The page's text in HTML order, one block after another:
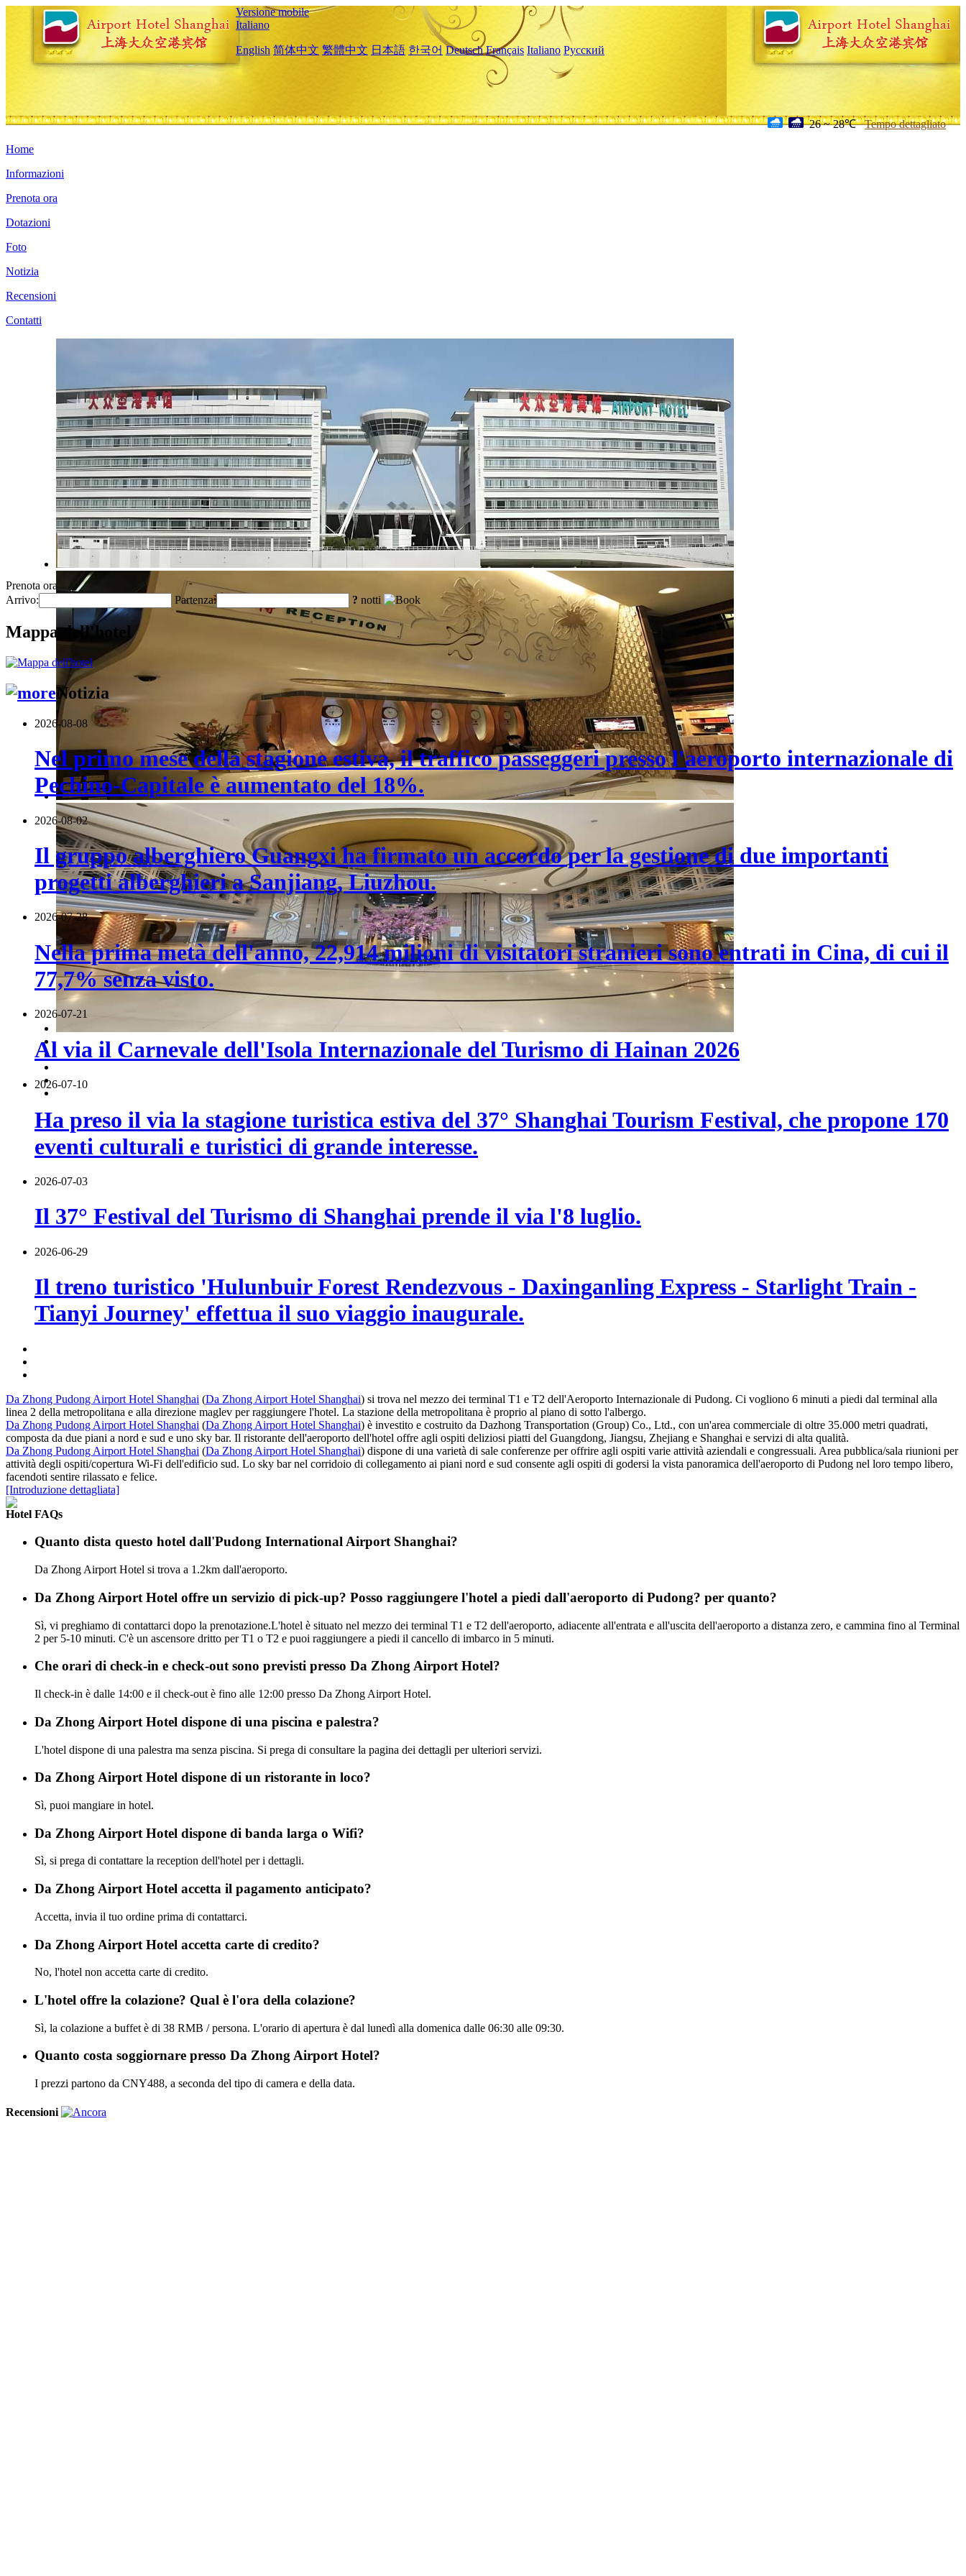
Versione mobile
Italiano
English 简体中文 繁體中文 日本語 한국어 Deutsch Français Italiano Русский
26 ~ 28℃ Tempo dettagliato
Home
Informazioni
Prenota ora
Dotazioni
Foto
Notizia
Recensioni
Contatti
Prenota ora
Arrivo:
Partenza: ? notti
Mappa dell'hotel
Notizia
2026-08-08
Nel primo mese della stagione estiva, il traffico passeggeri presso l'aeroporto internazionale di
Pechino-Capitale è aumentato del 18%.
2026-08-02
Il gruppo alberghiero Guangxi ha firmato un accordo per la gestione di due importanti
progetti alberghieri a Sanjiang, Liuzhou.
2026-07-28
Nella prima metà dell'anno, 22,914 milioni di visitatori stranieri sono entrati in Cina, di cui il
77,7% senza visto.
2026-07-21
Al via il Carnevale dell'Isola Internazionale del Turismo di Hainan 2026
2026-07-10
Ha preso il via la stagione turistica estiva del 37° Shanghai Tourism Festival, che propone 170
eventi culturali e turistici di grande interesse.
2026-07-03
Il 37° Festival del Turismo di Shanghai prende il via l'8 luglio.
2026-06-29
Il treno turistico 'Hulunbuir Forest Rendezvous - Daxinganling Express - Starlight Train -
Tianyi Journey' effettua il suo viaggio inaugurale.
Da Zhong Pudong Airport Hotel Shanghai (Da Zhong Airport Hotel Shanghai) si trova nel mezzo dei terminal T1 e T2 dell'Aeroporto Internazionale di Pudong. Ci vogliono 6 minuti a piedi dal terminal alla
linea 2 della metropolitana e alla direzione maglev per raggiungere l'hotel. La stazione della metropolitana è proprio al piano di sotto l'albergo.
Da Zhong Pudong Airport Hotel Shanghai (Da Zhong Airport Hotel Shanghai) è investito e costruito da Dazhong Transportation (Group) Co., Ltd., con un'area commerciale di oltre 35.000 metri quadrati,
composta da due piani a nord e sud e uno sky bar. Il ristorante dell'aeroporto dell'hotel offre agli ospiti deliziosi piatti del Guangdong, Jiangsu, Zhejiang e Shanghai e servizi di alta qualità.
Da Zhong Pudong Airport Hotel Shanghai (Da Zhong Airport Hotel Shanghai) dispone di una varietà di sale conferenze per offrire agli ospiti varie attività aziendali e congressuali. Area pubblica/sala riunioni per
attività degli ospiti/copertura Wi-Fi dell'edificio sud. Lo sky bar nel corridoio di collegamento ai piani nord e sud consente agli ospiti di godersi la vista panoramica dell'aeroporto di Pudong nel loro tempo libero,
facendoti sentire rilassato e felice.
[Introduzione dettagliata]
Hotel FAQs
Quanto dista questo hotel dall'Pudong International Airport Shanghai?
Da Zhong Airport Hotel si trova a 1.2km dall'aeroporto.
Da Zhong Airport Hotel offre un servizio di pick-up? Posso raggiungere l'hotel a piedi dall'aeroporto di Pudong? per quanto?
Sì, vi preghiamo di contattarci dopo la prenotazione.L'hotel è situato nel mezzo dei terminal T1 e T2 dell'aeroporto, adiacente all'entrata e all'uscita dell'aeroporto a distanza zero, e cammina fino al Terminal
2 per 5-10 minuti. C'è un ascensore dritto per T1 o T2 e puoi raggiungere a piedi il cancello di imbarco in 5 minuti.
Che orari di check-in e check-out sono previsti presso Da Zhong Airport Hotel?
Il check-in è dalle 14:00 e il check-out è fino alle 12:00 presso Da Zhong Airport Hotel.
Da Zhong Airport Hotel dispone di una piscina e palestra?
L'hotel dispone di una palestra ma senza piscina. Si prega di consultare la pagina dei dettagli per ulteriori servizi.
Da Zhong Airport Hotel dispone di un ristorante in loco?
Sì, puoi mangiare in hotel.
Da Zhong Airport Hotel dispone di banda larga o Wifi?
Sì, si prega di contattare la reception dell'hotel per i dettagli.
Da Zhong Airport Hotel accetta il pagamento anticipato?
Accetta, invia il tuo ordine prima di contattarci.
Da Zhong Airport Hotel accetta carte di credito?
No, l'hotel non accetta carte di credito.
L'hotel offre la colazione? Qual è l'ora della colazione?
Sì, la colazione a buffet è di 38 RMB / persona. L'orario di apertura è dal lunedì alla domenica dalle 06:30 alle 09:30.
Quanto costa soggiornare presso Da Zhong Airport Hotel?
I prezzi partono da CNY488, a seconda del tipo di camera e della data.
Recensioni